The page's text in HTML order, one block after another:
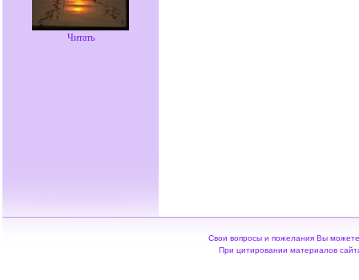
Читать
Свои вопросы и пожелания Вы
При цитировании материалов